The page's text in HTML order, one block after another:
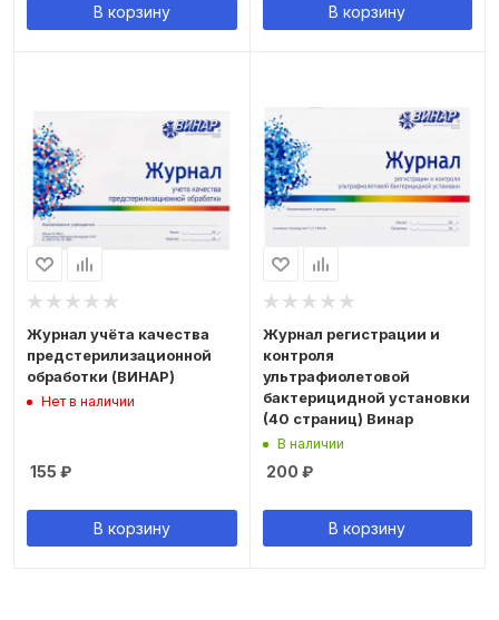
В корзину В корзину
Журнал учёта качества
предстерилизационной
обработки (ВИНАР)
Нет в наличии
155 ₽
В корзину
Журнал регистрации и
контроля
ультрафиолетовой
бактерицидной установки
(40 страниц) Винар
В наличии
200 ₽
В корзину